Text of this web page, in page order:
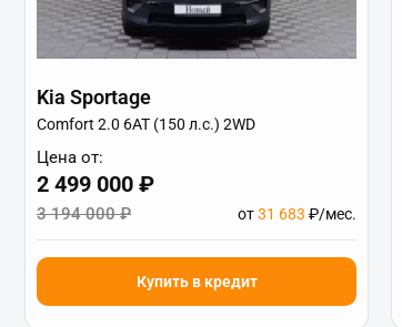
Kia Sportage
Comfort 2.0 6АТ (150 л.с.) 2WD
Цена от:
2 499 000 ₽
3 194 000 ₽ от31 683 ₽/мес.
Купить в кредит